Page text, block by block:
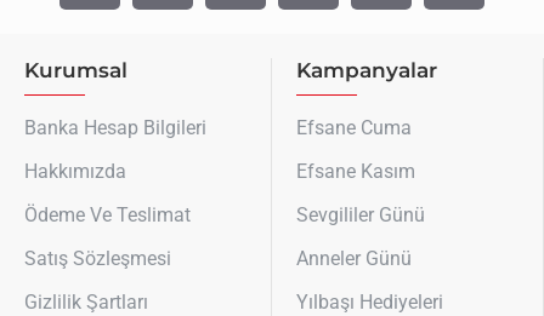
Kurumsal
Banka Hesap Bilgileri
Hakkımızda
Ödeme Ve Teslimat
Satış Sözleşmesi
Gizlilik Şartları
Kampanyalar
Efsane Cuma
Efsane Kasım
Sevgililer Günü
Anneler Günü
Yılbaşı Hediyeleri